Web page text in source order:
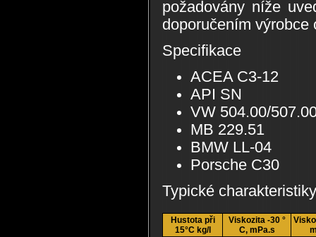
požadovány níže
doporučením výrobce
Specifikace
ACEA C3-12
API SN
VW 504.00/
MB 229.51
BMW LL-04
Porsche C30
Typické charakteristiky
Hustota při
15°C kg/l
Viskozita -30 °
C, mPa.s